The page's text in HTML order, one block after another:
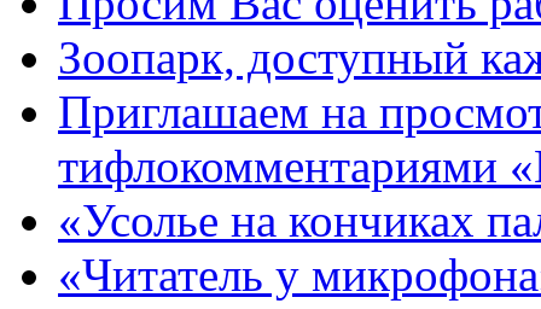
Зоопарк, доступный
Приглашаем на
тифлокомментариями
«Усолье на кончиках
«Читатель у